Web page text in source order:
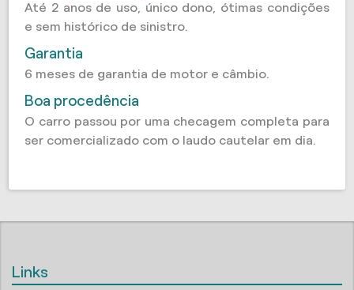
Até 2 anos de uso, único dono, ótimas condições
e sem histórico de sinistro.
Garantia
6 meses de garantia de motor e câmbio.
Boa procedência
O carro passou por uma checagem completa para
ser comercializado com o laudo cautelar em dia.
Links